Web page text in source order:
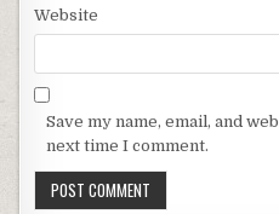
Website
Save my name, email, and
next time I comment.